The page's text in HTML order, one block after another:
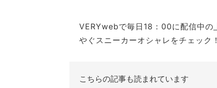
VERYwebで毎日18：00に配信中の
やぐスニーカーオシャレをチェック！
こちらの記事も読まれています